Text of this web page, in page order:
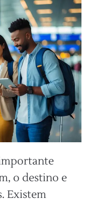
o destino e
Existem